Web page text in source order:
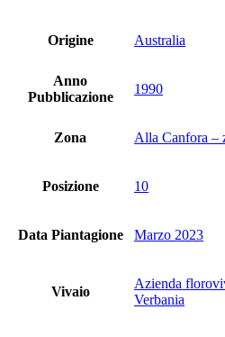
Origine Australia
Anno
Pubblicazione
1990
Zona Alla Canfora –
Posizione 10
Data Piantagione Marzo 2023
Vivaio
Azienda
Verbania